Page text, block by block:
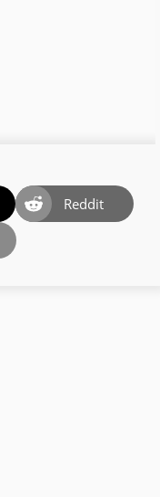
Reddit